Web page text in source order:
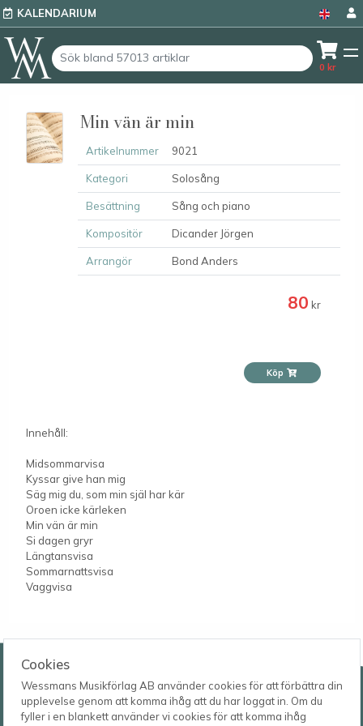
KALENDARIUM
0 kr
Cookies
Wessmans Musikförlag AB använder cookies för att förbättra din
upplevelse genom att komma ihåg att du har loggat in. Om du
fyller i en blankett använder vi cookies för att komma ihåg
Min vän är min
Artikelnummer 9021
Kategori Solosång
Besättning Sång och piano
Kompositör Dicander Jörgen
Arrangör Bond Anders
80 kr
Köp
Innehåll:
Midsommarvisa
Kyssar give han mig
Säg mig du, som min själ har kär
Oroen icke kärleken
Min vän är min
Si dagen gryr
Längtansvisa
Sommarnattsvisa
Vaggvisa
Wessmans Musikförlag AB
Leverans- och besöksadress
Bingebygatan 11 B
621 41 VISBY
Telefon